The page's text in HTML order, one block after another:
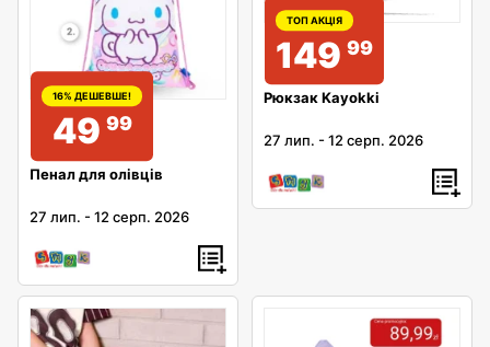
16% ДЕШЕВШЕ!
49 99
Пенал для олівців
27 лип. -12 серп. 2026
ТОП АКЦІЯ
149 99
Рюкзак Kayokki
27 лип. -12 серп. 2026